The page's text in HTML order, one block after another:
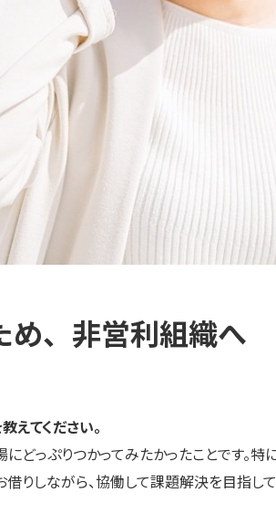
め、非営利組織へ
てください。
どっぷりつかってみたかったことです
りしながら、協働して課題解決を目指